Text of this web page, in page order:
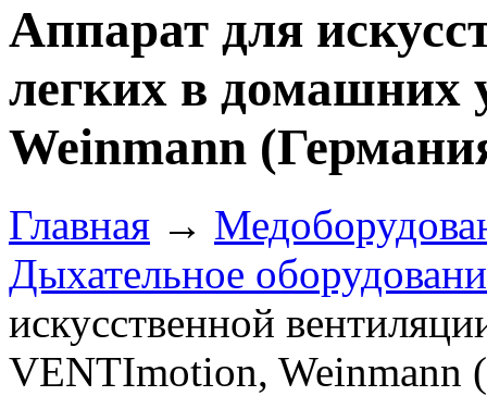
Аппарат для
легких в домашних
Weinmann
Главная →
Дыхательное
искусственной
VENTImotion, Weinmann